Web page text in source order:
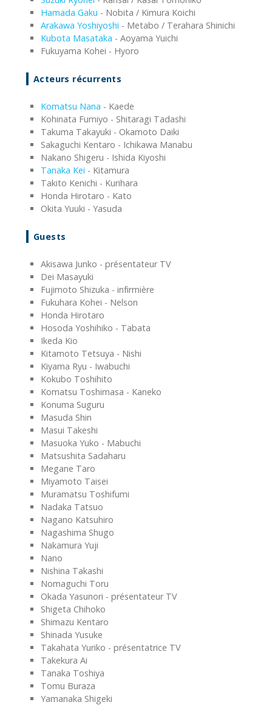
Hamada Gaku - Nobita / Kimura Koichi
Arakawa Yoshiyoshi - Metabo / Terahara Shinichi
Kubota Masataka - Aoyama Yuichi
Fukuyama Kohei - Hyoro
Acteurs récurrents
Komatsu Nana - Kaede
Kohinata Fumiyo - Shitaragi Tadashi
Takuma Takayuki - Okamoto Daiki
Sakaguchi Kentaro - Ichikawa Manabu
Nakano Shigeru - Ishida Kiyoshi
Tanaka Kei - Kitamura
Takito Kenichi - Kurihara
Honda Hirotaro - Kato
Okita Yuuki - Yasuda
Guests
Akisawa Junko - présentateur TV
Dei Masayuki
Fujimoto Shizuka - infirmière
Fukuhara Kohei - Nelson
Honda Hirotaro
Hosoda Yoshihiko - Tabata
Ikeda Kio
Kitamoto Tetsuya - Nishi
Kiyama Ryu - Iwabuchi
Kokubo Toshihito
Komatsu Toshimasa - Kaneko
Konuma Suguru
Masuda Shin
Masui Takeshi
Masuoka Yuko - Mabuchi
Matsushita Sadaharu
Megane Taro
Miyamoto Taisei
Muramatsu Toshifumi
Nadaka Tatsuo
Nagano Katsuhiro
Nagashima Shugo
Nakamura Yuji
Nano
Nishina Takashi
Nomaguchi Toru
Okada Yasunori - présentateur TV
Shigeta Chihoko
Shimazu Kentaro
Shinada Yusuke
Takahata Yuriko - présentatrice TV
Takekura Ai
Tanaka Toshiya
Tomu Buraza
Yamanaka Shigeki